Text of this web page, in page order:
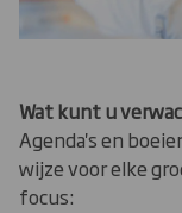
Wat kunt u
Agenda's en
wijze voor elke
focus: